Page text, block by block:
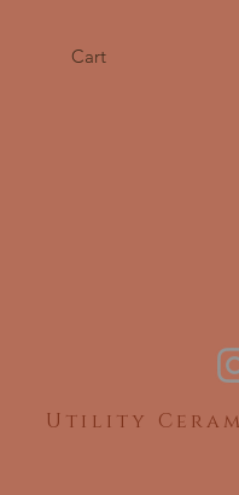
Cart
Utility